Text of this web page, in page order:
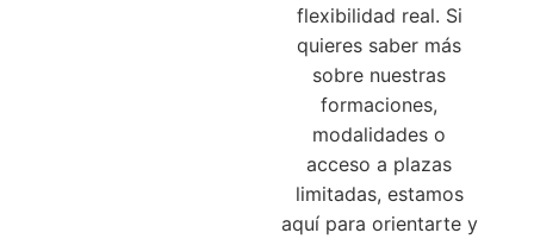
flexibilidad real. Si
quieres saber más
sobre nuestras
formaciones,
modalidades o
acceso a plazas
limitadas, estamos
aquí para orientarte y